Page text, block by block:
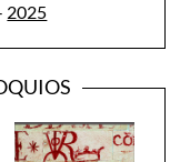
2025